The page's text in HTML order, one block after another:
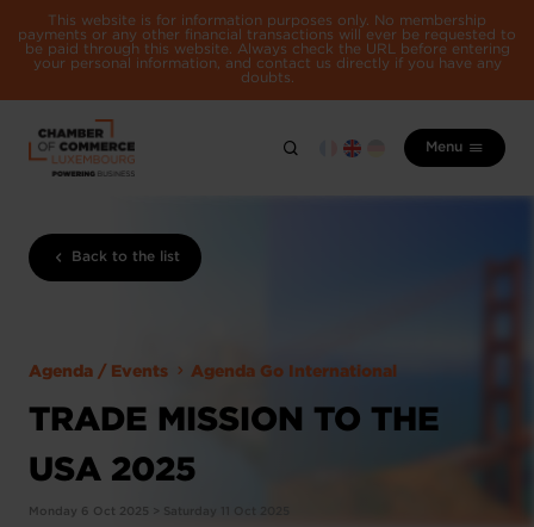
This website is for information purposes only. No membership
payments or any other financial transactions will ever be requested to
be paid through this website. Always check the URL before entering
your personal information, and contact us directly if you have any
doubts.
Menu
Back to the list
Agenda / Events Agenda Go International
TRADE MISSION TO THE
USA 2025
Monday 6 Oct 2025 > Saturday 11 Oct 2025